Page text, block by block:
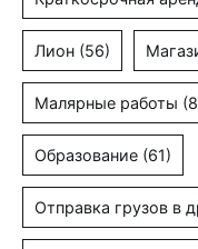
Лион (56)
Малярные работы
Образование (61)
Отправка грузов в